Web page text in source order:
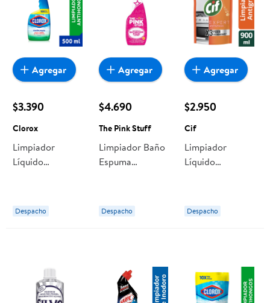
$3.390
Clorox
Limpiador
Líquido
Clorox
Despacho
Agregar
$4.690
The Pink Stuff
Limpiador Baño
Espuma
750 ml The Pink
Stuff
Despacho
Agregar
$2.950
Cif
Limpiador
Líquido
Doypack 900 ml
Cif
Despacho
Agregar